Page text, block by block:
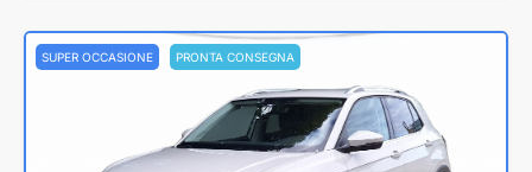
SUPER OCCASIONE PRONTA CONSEGNA